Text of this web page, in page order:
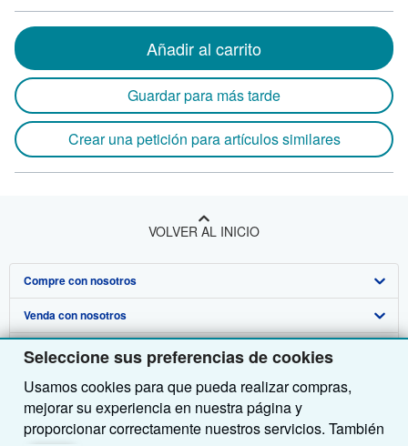
Seleccione sus preferencias de cookies
Usamos cookies para que pueda realizar compras,
mejorar su experiencia en nuestra página y
proporcionar correctamente nuestros servicios. También
Añadir al carrito
Guardar para más tarde
Crear una petición para artículos similares
VOLVER AL INICIO
Compre con nosotros
Búsqueda avanzada
Colecciones
Mi cuenta
Mis pedidos
Venda con nosotros
Comenzar a vender
Únase a nuestro programa de afiliados
Recomiende un vendedor
Sobre nosotros
Sobre IberLibro
Medios
Obtener Ayuda
Preguntas frecuentes y guías
Otras compañías de AbeBooks